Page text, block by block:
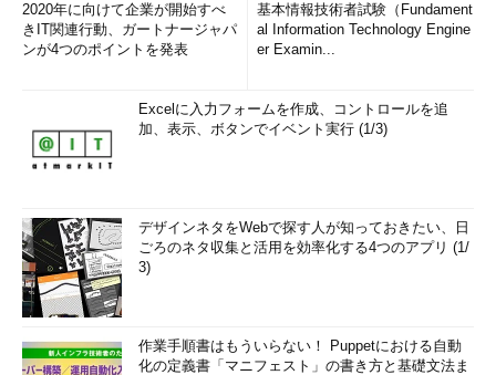
2020年に向けて企業が開始すべ
きIT関連行動、ガートナージャパ
ンが4つのポイントを発表
基本情報技術者試験（Fundament
al Information Technology Engine
er Examin...
Excelに入力フォームを作成、コントロールを追
加、表示、ボタンでイベント実行 (1/3)
デザインネタをWebで探す人が知っておきたい、日
ごろのネタ収集と活用を効率化する4つのアプリ (1/
3)
作業手順書はもういらない！ Puppetにおける自動
化の定義書「マニフェスト」の書き方と基礎文法ま